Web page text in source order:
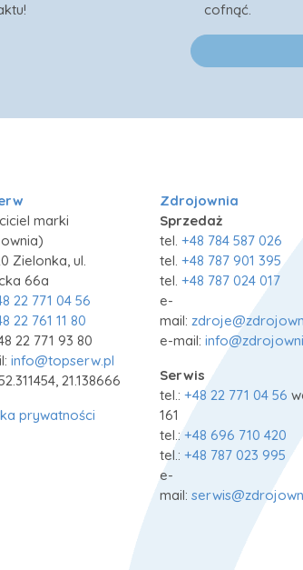
cofnąć.
marki
Zielonka, ul.
66a
22 771 04 56
22 761 11 80
22 771 93 80
info@topserw.pl
21.138666
prywatności
Zdrojownia
Sprzedaż
tel. +48 784 587 026
tel. +48 787 901 395
tel. +48 787 024 017
e-
mail:
e-mail:
Serwis
tel.: +48 22 771 04 56
161
tel.: +48 696 710 420
tel.: +48 787 023 995
e-
mail: